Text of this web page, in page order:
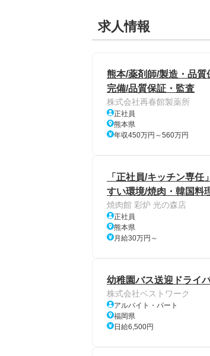
求人情報
熊本/薬剤師/製造・品
完備/品質保証・監査
株式会社再春館製薬所
正社員
熊本県
年収450万円～560万円
「正社員/キッチン専
すい環境/焼肉・韓国料
焼肉館 彩炉 光の森店
正社員
熊本県
月給30万円～
幼稚園バス送迎ドライ
株式会社ベストワーク
アルバイト・パート
福岡県
日給6,500円